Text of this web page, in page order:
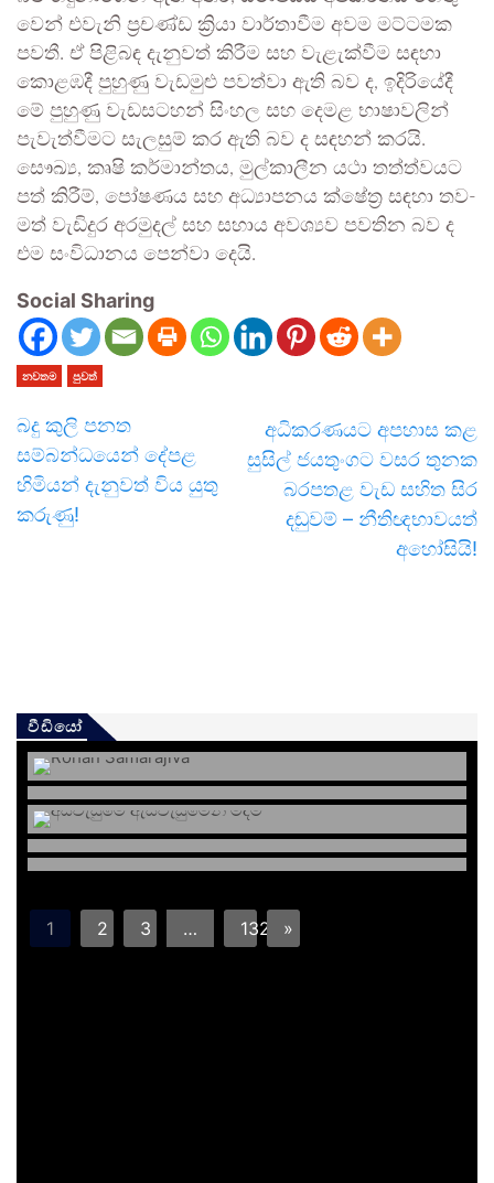
වෙන් එවැනි ප්‍රචණ්ඩ ක්‍රියා වාර්තා­වීම අවම මට්ට­මක
පවතී. ඒ පිළි­බඳ දැනු­වත් කිරීම සහ වැළැ­ක්වීම සඳහා
කොළ­ඹදී පුහුණු වැඩ­මුළු පවත්වා ඇති බව ද, ඉදි­රි­යේදී
මේ පුහුණු වැඩ­ස­ට­හන් සිංහල සහ දෙමළ භාෂා­ව­ලින්
පැවැ­ත්වී­මට සැල­සුම් කර ඇති බව ද සඳ­හන් කරයි.
සෞඛ්‍ය, කෘෂි කර්මා­න්තය, මුල්කා­ලීන යථා තත්ත්ව­යට
පත් කිරීම්, පෝෂ­ණය සහ අධ්‍යා­ප­නය ක්ෂේත්‍ර සඳහා තව­
මත් වැඩි­දුර අර­මු­දල් සහ සහාය අව­ශ්‍යව පව­තින බව ද
එම සංවි­ධා­නය පෙන්වා දෙයි.
Social Sharing
නවතම පුවත්
බදු කුලි පනත
සම්බන්ධයෙන් දේපළ
හිමියන් දැනුවත් විය යුතු
කරුණු!
අධිකරණයට අපහාස කළ
සුසිල් ජයතුංගට වසර තුනක
බරපතළ වැඩ සහිත සිර
දඬුවම් – නීතිඥභාවයත්
අහෝසියි!
වීඩියෝ
1 2 3 … 132 »